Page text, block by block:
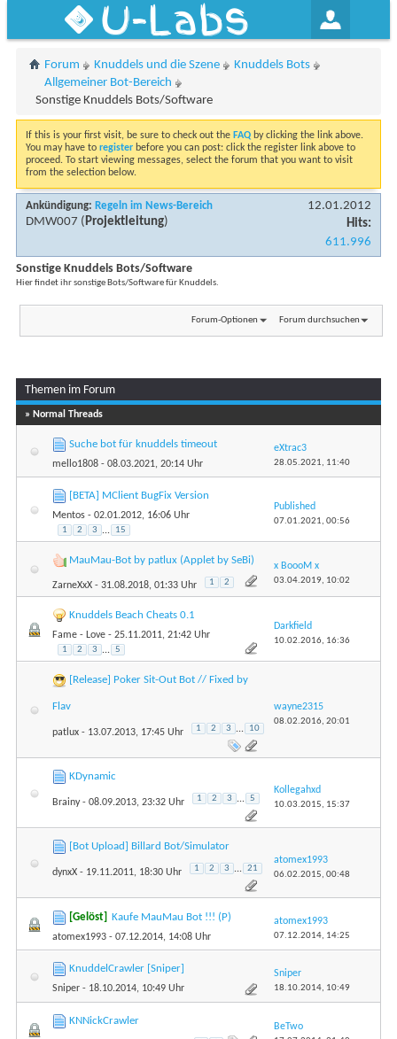
U-Labs
Forum Knuddels und die Szene
Knuddels Bots
Allgemeiner Bot-Bereich
Sonstige Knuddels Bots/Software
If this is your first visit, be sure to check out the FAQ by clicking the link above.
You may have to register before you can post: click the register link above to
proceed. To start viewing messages, select the forum that you want to visit
from the selection below.
Ankündigung: Regeln im News-Bereich
DMW007 (Projektleitung)
12.01.2012
Hits:
611.996
Sonstige Knuddels Bots/Software
Hier findet ihr sonstige Bots/Software für Knuddels.
Forum-Optionen Forum durchsuchen
Themen im Forum
» Normal Threads
Suche bot für knuddels timeout
mello1808 - 08.03.2021, 20:14 Uhr
eXtrac3
28.05.2021, 11:40
[BETA] MClient BugFix Version
Mentos - 02.01.2012, 16:06 Uhr
1 2 3 ... 15
Published
07.01.2021, 00:56
MauMau-Bot by patlux (Applet by SeBi)
ZarneXxX - 31.08.2018, 01:33 Uhr 1 2
x BoooM x
03.04.2019, 10:02
Knuddels Beach Cheats 0.1
Fame - Love - 25.11.2011, 21:42 Uhr
1 2 3 ... 5
Darkfield
10.02.2016, 16:36
[Release] Poker Sit-Out Bot // Fixed by
Flav
patlux - 13.07.2013, 17:45 Uhr 1 2 3 ... 10
wayne2315
08.02.2016, 20:01
KDynamic
Brainy- 08.09.2013, 23:32 Uhr 1 2 3 ... 5
Kollegahxd
10.03.2015, 15:37
[Bot Upload] Billard Bot/Simulator
dynxX - 19.11.2011, 18:30 Uhr 1 2 3 ... 21
atomex1993
06.02.2015, 00:48
[Gelöst] Kaufe MauMau Bot !!! (P)
atomex1993 - 07.12.2014, 14:08 Uhr
atomex1993
07.12.2014, 14:25
KnuddelCrawler [Sniper]
Sniper - 18.10.2014, 10:49 Uhr
Sniper
18.10.2014, 10:49
KNNickCrawler BeTwo